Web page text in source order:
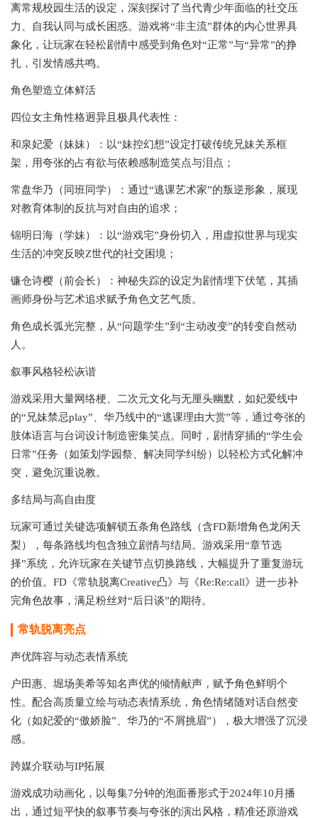
离常规校园生活的设定，深刻探讨了当代青少年面临的社交压
力、自我认同与成长困惑。游戏将“非主流”群体的内心世界具
象化，让玩家在轻松剧情中感受到角色对“正常”与“异常”的挣
扎，引发情感共鸣。
‌角色塑造立体鲜活‌
四位女主角性格迥异且极具代表性：
‌和泉妃爱‌（妹妹）：以“妹控幻想”设定打破传统兄妹关系框
架，用夸张的占有欲与依赖感制造笑点与泪点；
‌常盘华乃‌（同班同学）：通过“逃课艺术家”的叛逆形象，展现
对教育体制的反抗与对自由的追求；
‌锦明日海‌（学妹）：以“游戏宅”身份切入，用虚拟世界与现实
生活的冲突反映Z世代的社交困境；
‌镰仓诗樱‌（前会长）：神秘失踪的设定为剧情埋下伏笔，其插
画师身份与艺术追求赋予角色文艺气质。
角色成长弧光完整，从“问题学生”到“主动改变”的转变自然动
人。
‌叙事风格轻松诙谐‌
游戏采用大量网络梗、二次元文化与无厘头幽默，如妃爱线中
的“兄妹禁忌play”、华乃线中的“逃课理由大赏”等，通过夸张的
肢体语言与台词设计制造密集笑点。同时，剧情穿插的“学生会
日常”任务（如策划学园祭、解决同学纠纷）以轻松方式化解冲
突，避免沉重说教。
‌多结局与高自由度‌
玩家可通过关键选项解锁五条角色路线（含FD新增角色龙闲天
梨），每条路线均包含独立剧情与结局。游戏采用“章节选
择”系统，允许玩家在关键节点切换路线，大幅提升了重复游玩
的价值。FD《常轨脱离Creative凸》与《Re:Re:call》进一步补
完角色故事，满足粉丝对“后日谈”的期待。
常轨脱离亮点
声优阵容与动态表情系统‌
户田惠、堀场美希等知名声优的倾情献声，赋予角色鲜明个
性。配合高质量立绘与动态表情系统，角色情绪随对话自然变
化（如妃爱的“傲娇脸”、华乃的“不屑挑眉”），极大增强了沉浸
感。
‌跨媒介联动与IP拓展‌
游戏成功动画化，以每集7分钟的泡面番形式于2024年10月播
出，通过短平快的叙事节奏与夸张的演出风格，精准还原游戏